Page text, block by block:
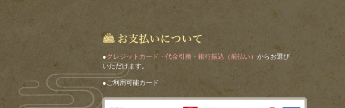
●クレジットカード・代金引換・銀行振込（前払い） からお選び
いただけます。
●ご利用可能カード